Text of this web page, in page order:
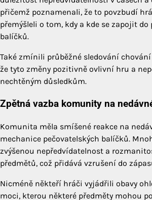
přičemž poznamenali, že to povzbudí
přemýšleli o tom, kdy a kde se zapojit do
balíčků.
Také zmínili průběžné sledování
že tyto změny pozitivně ovlivní hru a
nechtěným důsledkům.
Zpětná vazba komunity na
Komunita měla smíšené reakce na
mechanice pečovatelských balíčků.
zvýšenou nepředvídatelnost a
předmětů, což přidává vzrušení do
Nicméně někteří hráči vyjádřili obavy
moci, kterou některé předměty mohou